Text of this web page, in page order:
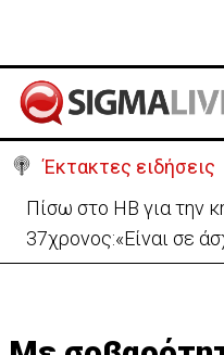
Έκτακτες ειδήσεις
Β. Βάσεις για
συχνότητα εμφάνισης